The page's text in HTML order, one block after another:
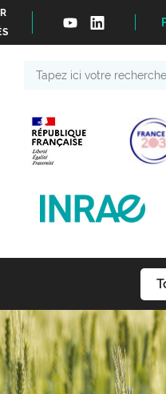
recherche